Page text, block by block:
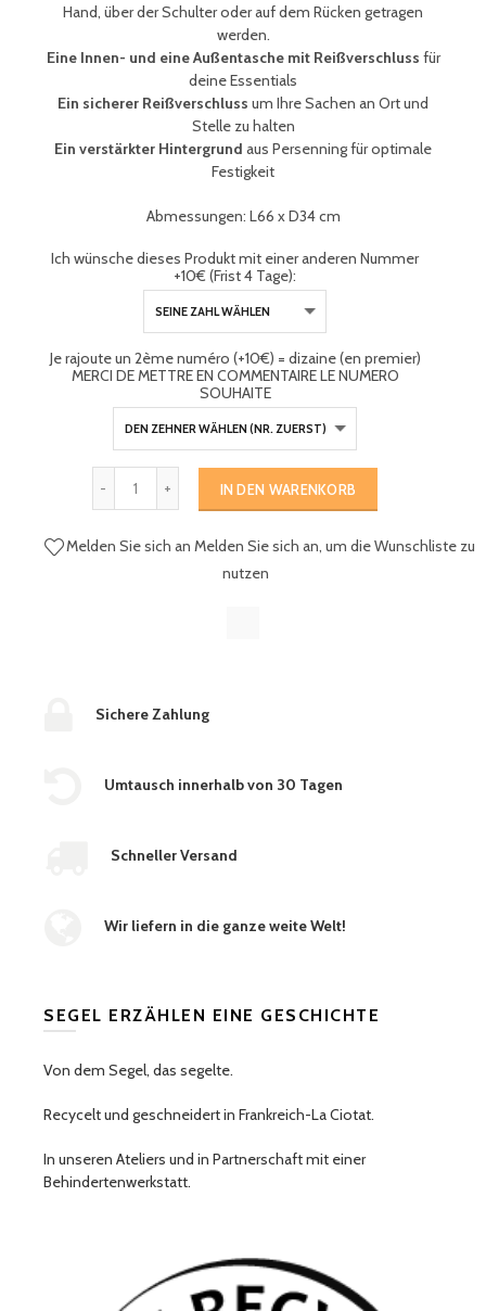
Hand, über der Schulter oder auf dem Rücken getragen
werden.
Eine Innen- und eine Außentasche mit Reißverschluss für
deine Essentials
Ein sicherer Reißverschluss um Ihre Sachen an Ort und
Stelle zu halten
Ein verstärkter Hintergrund aus Persenning für optimale
Festigkeit
Abmessungen: L66 x D34 cm
Ich wünsche dieses Produkt mit einer anderen Nummer
+10€ (Frist 4 Tage):
Je rajoute un 2ème numéro (+10€) = dizaine (en premier)
MERCI DE METTRE EN COMMENTAIRE LE NUMERO
SOUHAITE
IN DEN WARENKORB
Melden Sie sich an Melden Sie sich an, um die Wunschliste zu
nutzen
Sichere Zahlung
Umtausch innerhalb von 30 Tagen
Schneller Versand
Wir liefern in die ganze weite Welt!
SEGEL ERZÄHLEN EINE GESCHICHTE
Von dem Segel, das segelte.
Recycelt und geschneidert in Frankreich-La Ciotat.
In unseren Ateliers und in Partnerschaft mit einer
Behindertenwerkstatt.